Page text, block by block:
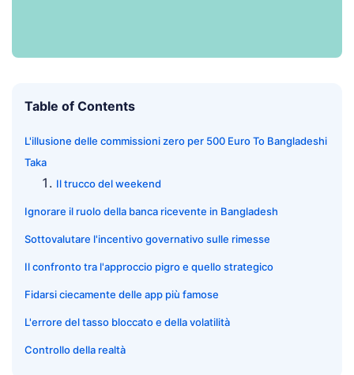
Table of Contents
L'illusione delle commissioni zero per 500 Euro To Bangladeshi
Taka
Il trucco del weekend
Ignorare il ruolo della banca ricevente in Bangladesh
Sottovalutare l'incentivo governativo sulle rimesse
Il confronto tra l'approccio pigro e quello strategico
Fidarsi ciecamente delle app più famose
L'errore del tasso bloccato e della volatilità
Controllo della realtà